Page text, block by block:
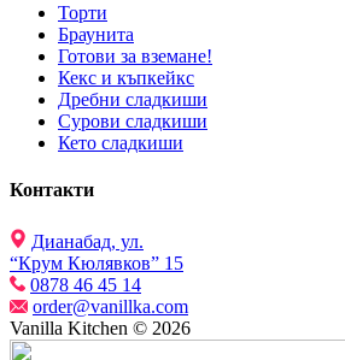
Торти
Браунита
Готови за вземане!
Кекс и къпкейкс
Дребни сладкиши
Сурови сладкиши
Кето сладкиши
Контакти
Дианабад, ул.
“Крум Кюлявков” 15
0878 46 45 14
order@vanillka.com
Vanilla Kitchen © 2026